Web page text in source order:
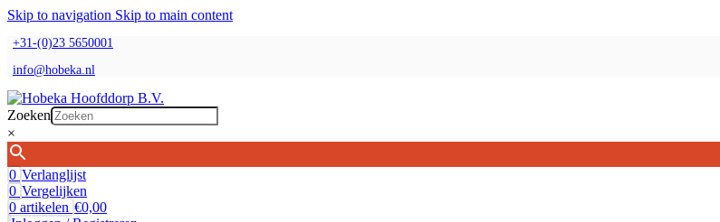
Skip to navigation Skip to main content
+31-(0)23 5650001
info@hobeka.nl
Zoeken
×
0 Verlanglijst
0 Vergelijken
0 artikelen €0,00